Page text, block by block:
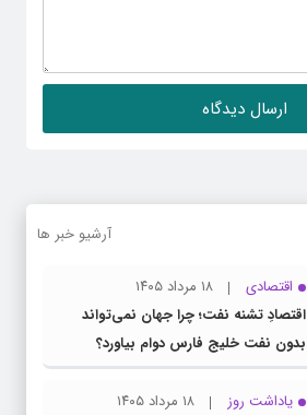
آرشیو خبر ها
اقتصادی
۱۸ مرداد ۱۴۰۵
اقتصادِ تشنه‌ نفت؛ چرا جهان نمی‌تواند
بدون نفت خلیج فارس دوام بیاورد؟
یاداشت روز
۱۸ مرداد ۱۴۰۵